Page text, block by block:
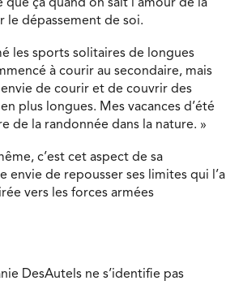
que ça quand on sait l’amour de la
le dépassement de soi.
les sports solitaires de longues
à courir au secondaire, mais
envie de courir et de couvrir des
plus longues. Mes vacances d’été
de la randonnée dans la nature. »
c’est cet aspect de sa
envie de repousser ses limites qui l’a
vers les forces armées
DesAutels ne s’identifie pas